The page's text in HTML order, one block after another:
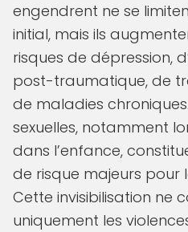
engendrent ne se
initial, mais ils
risques de dépression,
post-traumatique, de
de maladies
sexuelles, notamment
dans l’enfance,
de risque majeurs pour
Cette invisibilisation ne
uniquement les